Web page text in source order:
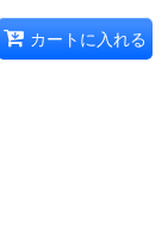
カートに入れる